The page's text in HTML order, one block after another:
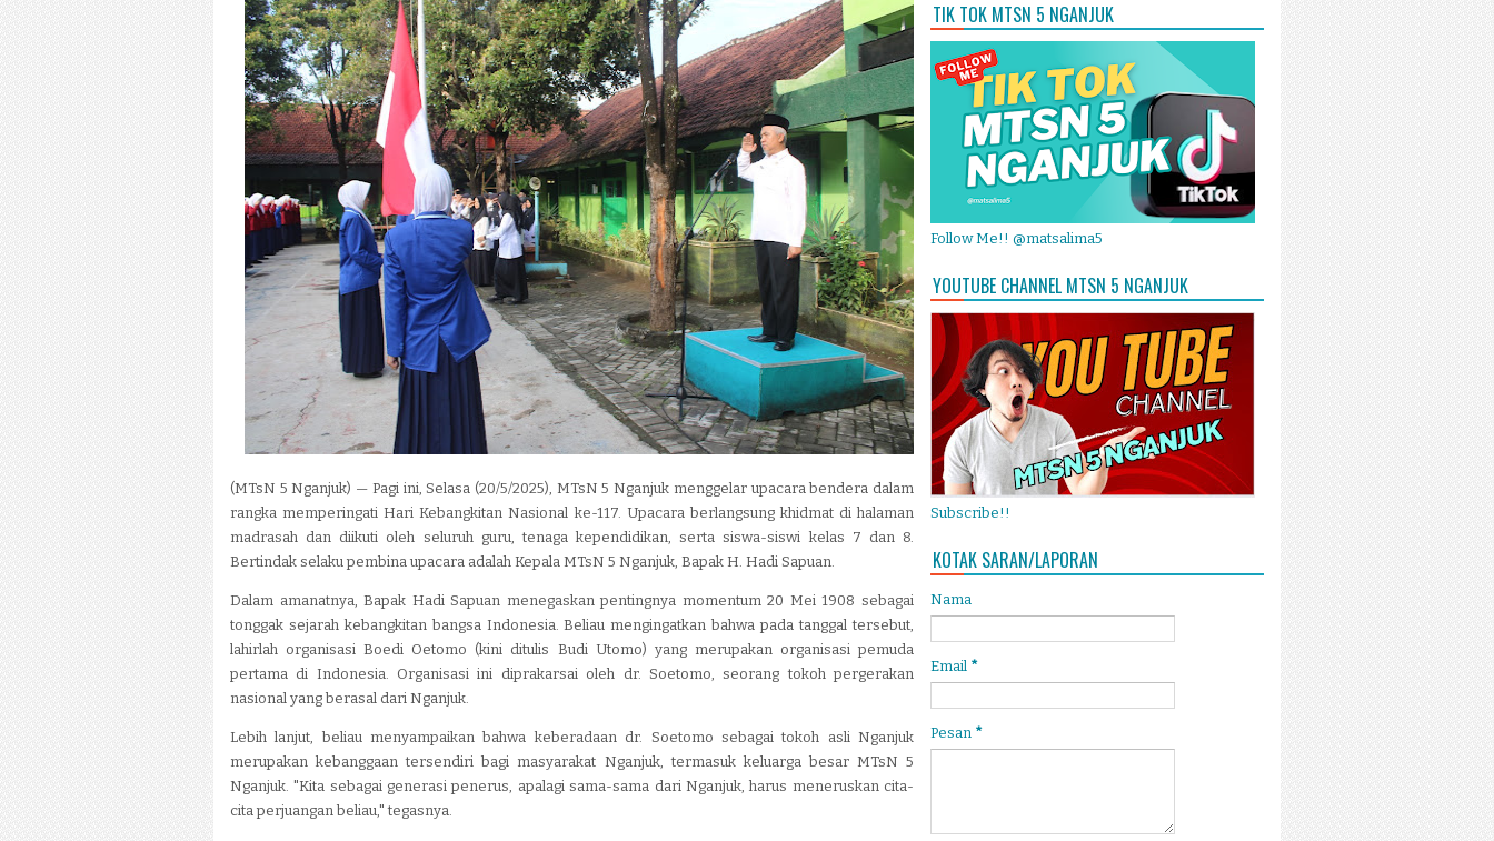
(MTsN 5 Nganjuk) — Pagi ini, Selasa (20/5/2025), MTsN 5 Nganjuk menggelar upacara bendera dalam
rangka memperingati Hari Kebangkitan Nasional ke-117. Upacara berlangsung khidmat di halaman
madrasah dan diikuti oleh seluruh guru, tenaga kependidikan, serta siswa-siswi kelas 7 dan 8.
Bertindak selaku pembina upacara adalah Kepala MTsN 5 Nganjuk, Bapak H. Hadi Sapuan.
Dalam amanatnya, Bapak Hadi Sapuan menegaskan pentingnya momentum 20 Mei 1908 sebagai
tonggak sejarah kebangkitan bangsa Indonesia. Beliau mengingatkan bahwa pada tanggal tersebut,
lahirlah organisasi Boedi Oetomo (kini ditulis Budi Utomo) yang merupakan organisasi pemuda
pertama di Indonesia. Organisasi ini diprakarsai oleh dr. Soetomo, seorang tokoh pergerakan
nasional yang berasal dari Nganjuk.
Lebih lanjut, beliau menyampaikan bahwa keberadaan dr. Soetomo sebagai tokoh asli Nganjuk
merupakan kebanggaan tersendiri bagi masyarakat Nganjuk, termasuk keluarga besar MTsN 5
Nganjuk. "Kita sebagai generasi penerus, apalagi sama-sama dari Nganjuk, harus meneruskan cita-
cita perjuangan beliau," tegasnya.
TIK TOK MTSN 5 NGANJUK
Follow Me!! @matsalima5
YOUTUBE CHANNEL MTSN 5 NGANJUK
Subscribe!!
KOTAK SARAN/LAPORAN
Nama
Email *
Pesan *